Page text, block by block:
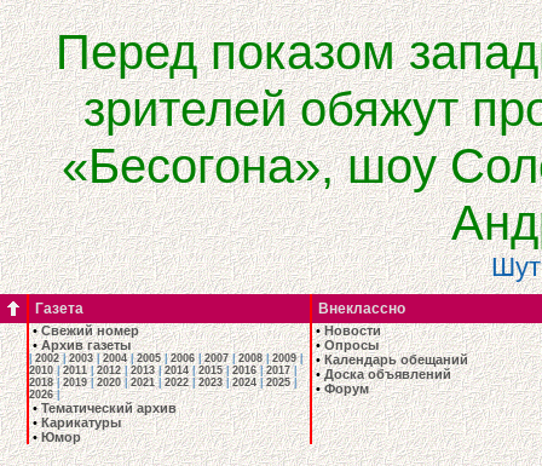
Перед показом
зрителей обяжут
«Бесогона», шоу
Газета Внеклассно
•Свежий номер
•Архив газеты
|2002|2003|2004|2005|2006|2007|2008|2009|
2010|2011|2012|2013|2014|2015|2016|2017|
2018|2019|2020|2021|2022|2023|2024|2025|
2026|
•Тематический архив
•Карикатуры
•Юмор
•Новости
•Опросы
•Календарь обещаний
•Доска объявлений
•Форум